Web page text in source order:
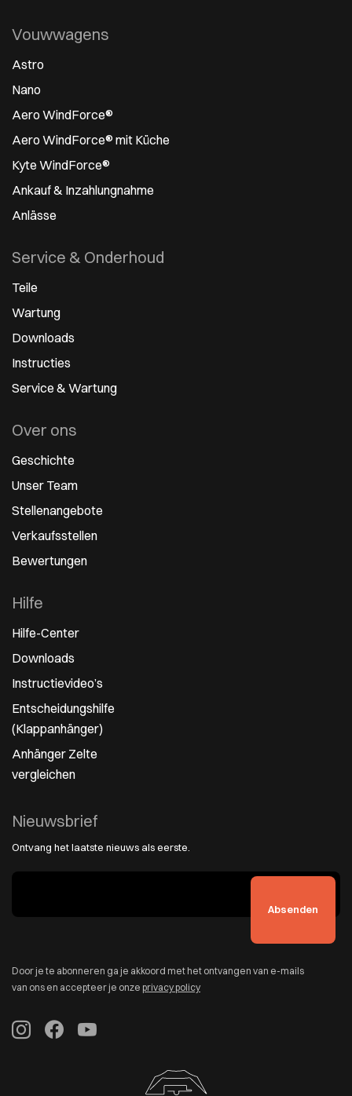
Vouwwagens
Astro
Nano
Aero WindForce®
Aero WindForce® mit Küche
Kyte WindForce®
Ankauf & Inzahlungnahme
Anlässe
Service & Onderhoud
Teile
Wartung
Downloads
Instructies
Service & Wartung
Over ons
Geschichte
Unser Team
Stellenangebote
Verkaufsstellen
Bewertungen
Hilfe
Hilfe-Center
Downloads
Instructievideo’s
Entscheidungshilfe
(Klappanhänger)
Anhänger Zelte
vergleichen
Nieuwsbrief
Ontvang het laatste nieuws als eerste.
Door je te abonneren ga je akkoord met het ontvangen van e-mails
van ons en accepteer je onze privacy policy